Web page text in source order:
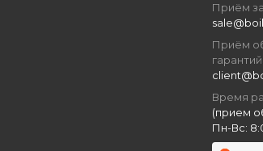
Приём
Приём
гарантий:
Время
(прием
Пн-Вс: